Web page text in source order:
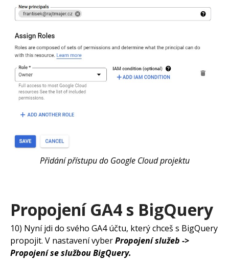
Přidání přístupu do Google Cloud projektu
Propojení GA4 s BigQuery
10) Nyní jdi do svého GA4 účtu, který chceš s BigQuery
propojit. V nastavení vyberPropojení služeb ->
Propojení se službou BigQuery.